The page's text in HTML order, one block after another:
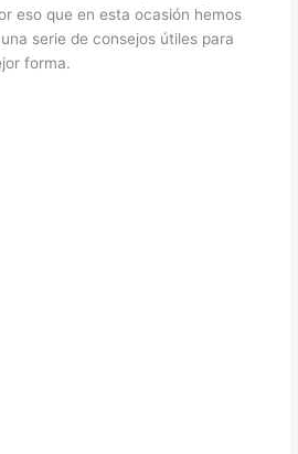
eso que en esta ocasión hemos
serie de consejos útiles para
forma.